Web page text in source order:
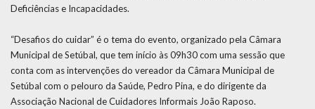
Deficiências e Incapacidades.
“Desafios do cuidar” é o tema do evento, organizado pela Câmara
Municipal de Setúbal, que tem início às 09h30 com uma sessão que
conta com as intervenções do vereador da Câmara Municipal de
Setúbal com o pelouro da Saúde, Pedro Pina, e do dirigente da
Associação Nacional de Cuidadores Informais João Raposo.